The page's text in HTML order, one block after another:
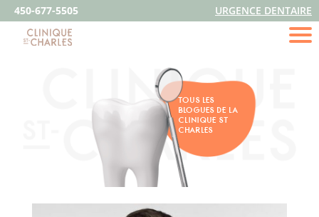
450-677-5505 URGENCE DENTAIRE
TOUS LES
BLOGUES DE LA
CLINIQUE ST
CHARLES